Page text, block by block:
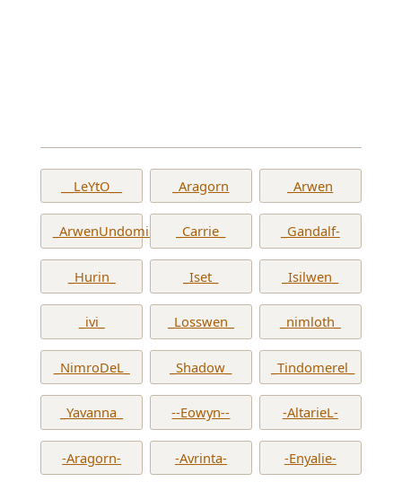
__LeYtO__ _Aragorn _Arwen
_ArwenUndomiel_ _Carrie_ _Gandalf-
_Hurin_ _Iset_ _Isilwen_
_ivi_ _Losswen_ _nimloth_
_NimroDeL_ _Shadow_ _Tindomerel_
_Yavanna_ --Eowyn-- -AltarieL-
-Aragorn- -Avrinta- -Enyalie-